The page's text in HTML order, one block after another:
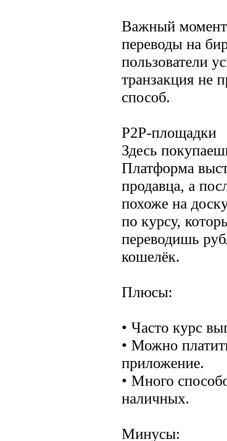
Важный
переводы на
пользователи
транзакция не
способ.
P2P-площадки
Здесь
Платформа
продавца, а
похоже на
по курсу,
переводишь
кошелёк.
Плюсы:
• Часто курс
• Можно
приложение.
• Много
наличных.
Минусы: